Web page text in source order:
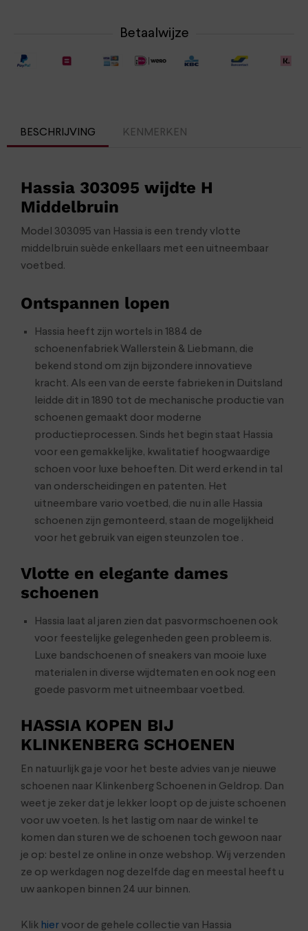
Betaalwijze
BESCHRIJVING KENMERKEN
Hassia 303095 wijdte H
Middelbruin
Model 303095 van Hassia is een trendy vlotte
middelbruin suède enkellaars met een uitneembaar
voetbed.
Ontspannen lopen
Hassia heeft zijn wortels in 1884 de
schoenenfabriek Wallerstein & Liebmann, die
bekend stond om zijn bijzondere innovatieve
kracht. Als een van de eerste fabrieken in Duitsland
leidde dit in 1890 tot de mechanische productie van
schoenen gemaakt door moderne
productieprocessen. Sinds het begin staat Hassia
voor een gemakkelijke, kwalitatief hoogwaardige
schoen voor luxe behoeften. Dit werd erkend in tal
van onderscheidingen en patenten. Het
uitneembare vario voetbed, die nu in alle Hassia
schoenen zijn gemonteerd, staan de mogelijkheid
voor het gebruik van eigen steunzolen toe .
Vlotte en elegante dames
schoenen
Hassia laat al jaren zien dat pasvormschoenen ook
voor feestelijke gelegenheden geen probleem is.
Luxe bandschoenen of sneakers van mooie luxe
materialen in diverse wijdtematen en ook nog een
goede pasvorm met uitneembaar voetbed.
HASSIA KOPEN BIJ
KLINKENBERG SCHOENEN
En natuurlijk ga je voor het beste advies van je nieuwe
schoenen naar Klinkenberg Schoenen in Geldrop. Dan
weet je zeker dat je lekker loopt op de juiste schoenen
voor uw voeten. Is het lastig om naar de winkel te
komen dan sturen we de schoenen toch gewoon naar
je op: bestel ze online in onze webshop. Wij verzenden
ze op werkdagen nog dezelfde dag en meestal heeft u
uw aankopen binnen 24 uur binnen.
Klik hiervoor de gehele collectie van Hassia